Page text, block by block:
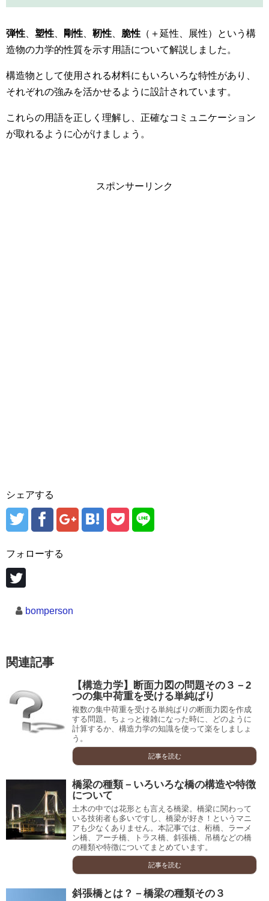
弾性 塑性 剛性 靭性 脆性 （＋延性、展性）という構
造物の力学的性質を示す用語について解説しました。
構造物として使用される材料にもいろいろな特性があり、
それぞれの強みを活かせるように設計されています。
これらの用語を正しく理解し、正確なコミュニケーション
が取れるように心がけましょう。
スポンサーリンク
シェアする
フォローする
bomperson
関連記事
【構造力学】断面力図の問題その３－2
つの集中荷重を受ける単純ばり
複数の集中荷重を受ける単純ばりの断面力図を作成
する問題。ちょっと複雑になった時に、どのように
計算するか、構造力学の知識を使って楽をしましょ
う。
記事を読む
橋梁の種類－いろいろな橋の構造や特徴
について
土木の中では花形とも言える橋梁。橋梁に関わって
いる技術者も多いですし、橋梁が好き！というマニ
アも少なくありません。本記事では、桁橋、ラーメ
ン橋、アーチ橋、トラス橋、斜張橋、吊橋などの橋
の種類や特徴についてまとめています。
記事を読む
斜張橋とは？－橋梁の種類その３